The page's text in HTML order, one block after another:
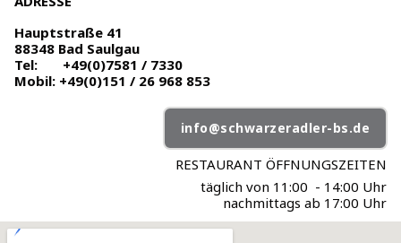
Hauptstraße 41
88348 Bad Saulgau
Tel: +49(0)7581 / 7330
Mobil: +49(0)151 / 26 968 853
info@schwarzeradler-bs.de
RESTAURANT ÖFFNUNGSZEITEN
täglich von 11:00 - 14:00 Uhr
nachmittags ab 17:00 Uhr